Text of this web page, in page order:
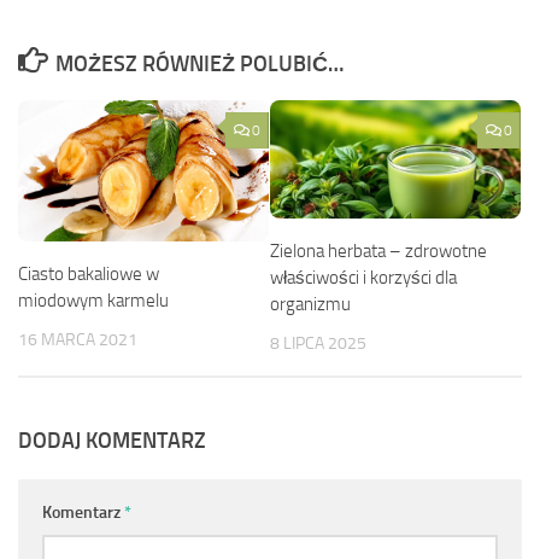
MOŻESZ RÓWNIEŻ POLUBIĆ…
0
Ciasto bakaliowe w
miodowym karmelu
16 MARCA 2021
0
Zielona herbata – zdrowotne
właściwości i korzyści dla
organizmu
8 LIPCA 2025
DODAJ KOMENTARZ
Komentarz*